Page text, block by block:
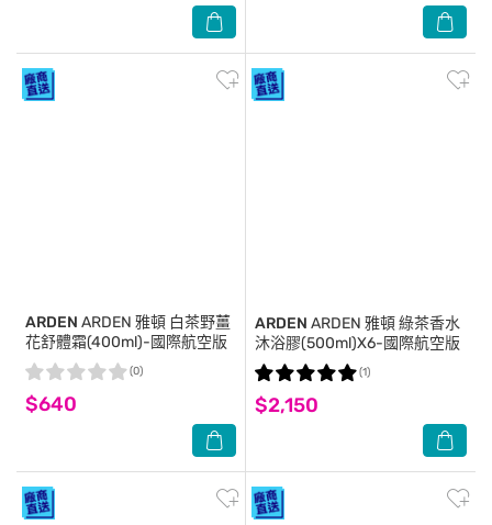
ARDEN ARDEN 雅頓 白茶野薑
花舒體霜(400ml)-國際航空版
$640
(0)
ARDEN ARDEN 雅頓 綠茶香水
沐浴膠(500ml)X6-國際航空版
$2,150
(1)